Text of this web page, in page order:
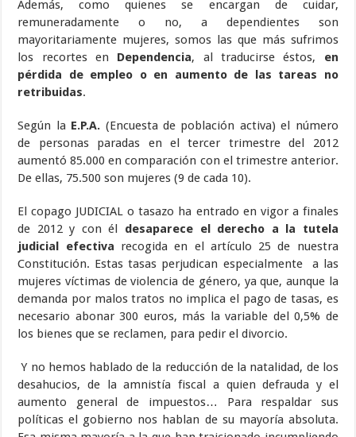
Además, como quienes se encargan de cuidar,
remuneradamente o no, a dependientes son
mayoritariamente mujeres, somos las que más sufrimos
los recortes en Dependencia, al traducirse éstos, en
pérdida de empleo o en aumento de las tareas no
retribuidas.
Según la E.P.A. (Encuesta de población activa) el número
de personas paradas en el tercer trimestre del 2012
aumentó 85.000 en comparación con el trimestre anterior.
De ellas, 75.500 son mujeres (9 de cada 10).
El copago JUDICIAL o tasazo ha entrado en vigor a finales
de 2012 y con él desaparece el derecho a la tutela
judicial efectiva recogida en el artículo 25 de nuestra
Constitución. Estas tasas perjudican especialmente a las
mujeres víctimas de violencia de género, ya que, aunque la
demanda por malos tratos no implica el pago de tasas, es
necesario abonar 300 euros, más la variable del 0,5% de
los bienes que se reclamen, para pedir el divorcio.
Y no hemos hablado de la reducción de la natalidad, de los
desahucios, de la amnistía fiscal a quien defrauda y el
aumento general de impuestos… Para respaldar sus
políticas el gobierno nos hablan de su mayoría absoluta.